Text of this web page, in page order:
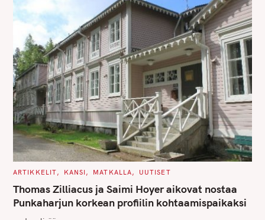
C
T
E
G
O
ARTIKKELIT KANSI MATKALLA UUTISET
Thomas Zilliacus ja Saimi Hoyer aikovat nostaa
Punkaharjun korkean profiilin kohtaamispaikaksi